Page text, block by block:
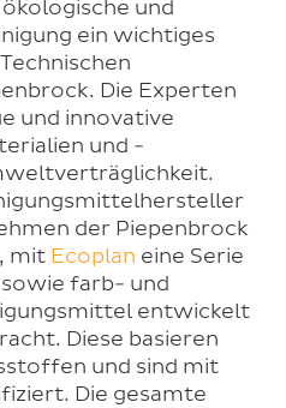
und
ein wichtiges
Die Experten
und innovative
und -
der Piepenbrock
mit Ecoplan eine Serie
farb- und
entwickelt
Diese basieren
und sind mit
Die gesamte